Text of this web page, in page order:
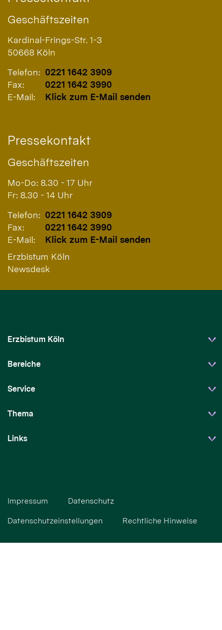
Geschäftszeiten
Kardinal-Frings-Str. 1-3
50668 Köln
Telefon: 0221 1642 3909
Fax:
0221 1642 3990
E-Mail:
Klick zum E-Mail senden
Pressekontakt
Geschäftszeiten
Mo-Do: 8.30 - 17 Uhr
Fr: 8.30 - 14 Uhr
Telefon: 0221 1642 3909
Fax:
0221 1642 3990
E-Mail:
Klick zum E-Mail senden
Erzbistum Köln
Newsdesk
Erzbistum Köln
Bereiche
Service
Thema
Links
Impressum Datenschutz
Datenschutzeinstellungen Rechtliche Hinweise